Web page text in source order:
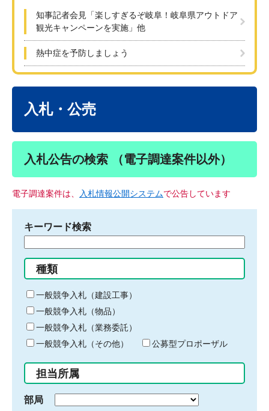
知事記者会見「楽しすぎるぞ岐阜！岐阜県アウトドア
観光キャンペーンを実施」他
熱中症を予防しましょう
入札・公売
入札公告の検索 （電子調達案件以外）
電子調達案件は、 入札情報公開システムで公告しています
キーワード検索
る
キ
ー
ワ
ー
ド
入
力
種類
一般競争入札（建設工事）
一般競争入札（物品）
一般競争入札（業務委託）
一般競争入札（その他）
公募型プロポーザル
担当所属
部局